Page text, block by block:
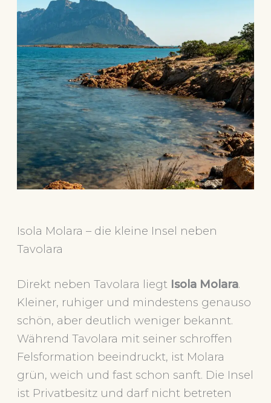
Isola Molara – die kleine Insel neben
Tavolara
Direkt neben Tavolara liegt Isola Molara.
Kleiner, ruhiger und mindestens genauso
schön, aber deutlich weniger bekannt.
Während Tavolara mit seiner schroffen
Felsformation beeindruckt, ist Molara
grün, weich und fast schon sanft. Die Insel
ist Privatbesitz und darf nicht betreten